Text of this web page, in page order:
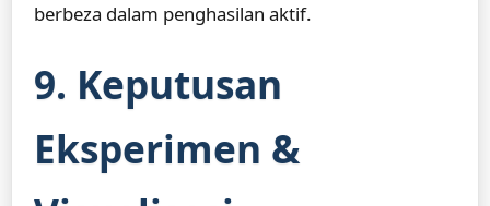
berbeza dalam penghasilan aktif.
9. Keputusan
Eksperimen &